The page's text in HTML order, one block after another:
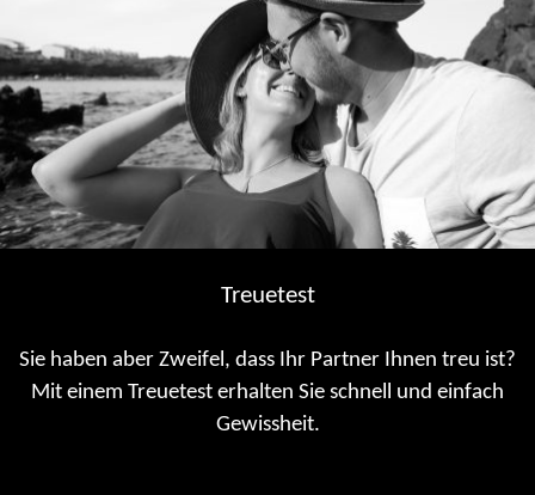
Treuetest
Sie haben aber Zweifel, dass Ihr Partner Ihnen treu ist?
Mit einem Treuetest erhalten Sie schnell und einfach
Gewissheit.